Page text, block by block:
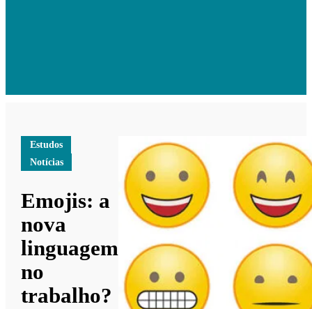
Estudos
Notícias
Emojis: a
nova
linguagem
no
trabalho?